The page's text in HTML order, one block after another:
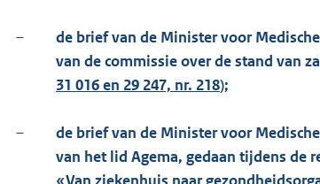
–
de brief van de Minister voor
van de commissie over de stand van
31 016 en 29 247, nr. 218);
–
de brief van de Minister voor
van het lid Agema, gedaan tijdens de
«Van ziekenhuis naar